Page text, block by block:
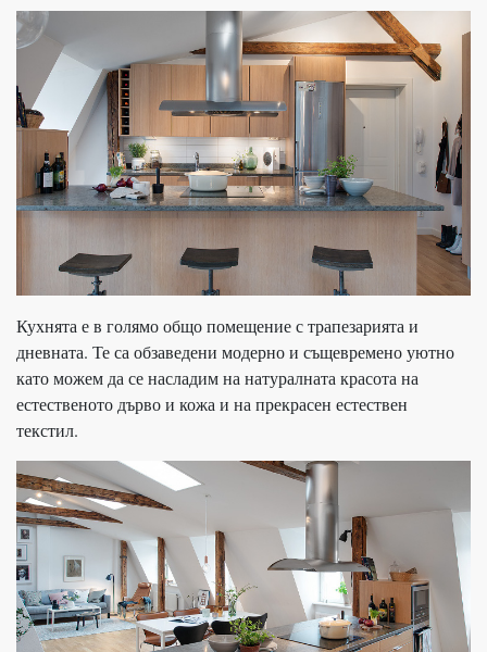
Кухнята е в голямо общо помещение с трапезарията и
дневната. Те са обзаведени модерно и същевремено уютно
като можем да се насладим на натуралната красота на
естественото дърво и кожа и на прекрасен естествен
текстил.